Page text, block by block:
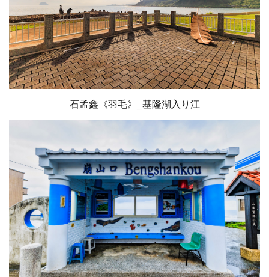
石孟鑫《羽毛》_基隆湖入り江